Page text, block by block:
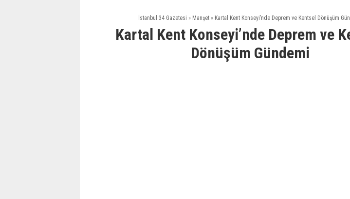
İstanbul 34 Gazetesi » Manşet » Kartal Kent Konseyi’nde Deprem ve Kentsel Dönüşüm
Kartal Kent Konseyi’nde Deprem ve
Dönüşüm Gündemi